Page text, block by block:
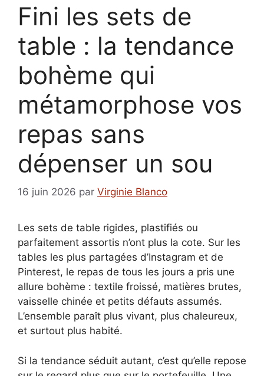
Fini les sets de
table : la tendance
bohème qui
métamorphose vos
repas sans
dépenser un sou
16 juin 2026 par Virginie Blanco
Les sets de table rigides, plastifiés ou
parfaitement assortis n’ont plus la cote. Sur les
tables les plus partagées d’Instagram et de
Pinterest, le repas de tous les jours a pris une
allure bohème : textile froissé, matières brutes,
vaisselle chinée et petits défauts assumés.
L’ensemble paraît plus vivant, plus chaleureux,
et surtout plus habité.
Si la tendance séduit autant, c’est qu’elle repose